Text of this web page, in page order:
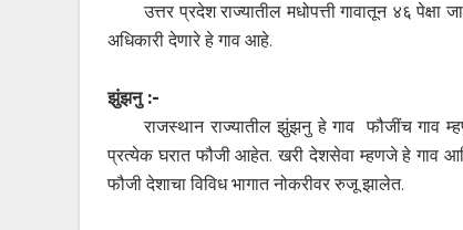
उत्तर प्रदेश राज्यातील मधोपत्ती गावातून ४६
अधिकारी देणारे हे गाव आहे.
झुंझनु :-
राजस्थान राज्यातील झुंझनु हे गाव फौजींच गाव
प्रत्येक घरात फौजी आहेत. खरी देशसेवा म्हणजे हे गाव
फौजी देशाचा विविध भागात नोकरीवर रुजू झालेत.